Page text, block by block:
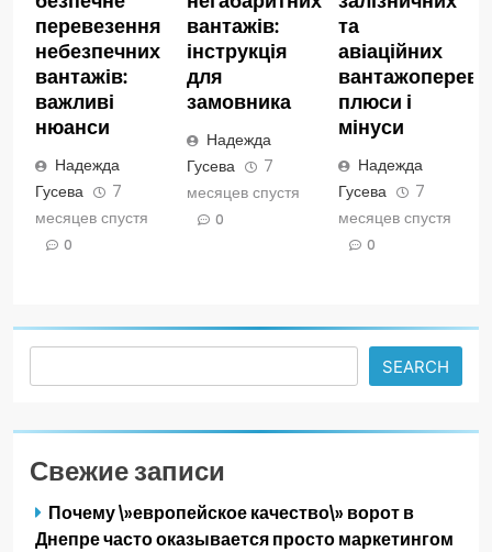
перевезення
небезпечних
вантажів:
важливі
нюанси
Надежда
Гусева
7
месяцев спустя
0
вантажів:
інструкція
для
замовника
Надежда
Гусева
7
месяцев спустя
0
та
авіаційних
плюси і
мінуси
Надежда
Гусева
7
месяцев спустя
0
SEARCH
Свежие записи
Почему \»европейское качество\» ворот в
Днепре часто оказывается просто маркетингом